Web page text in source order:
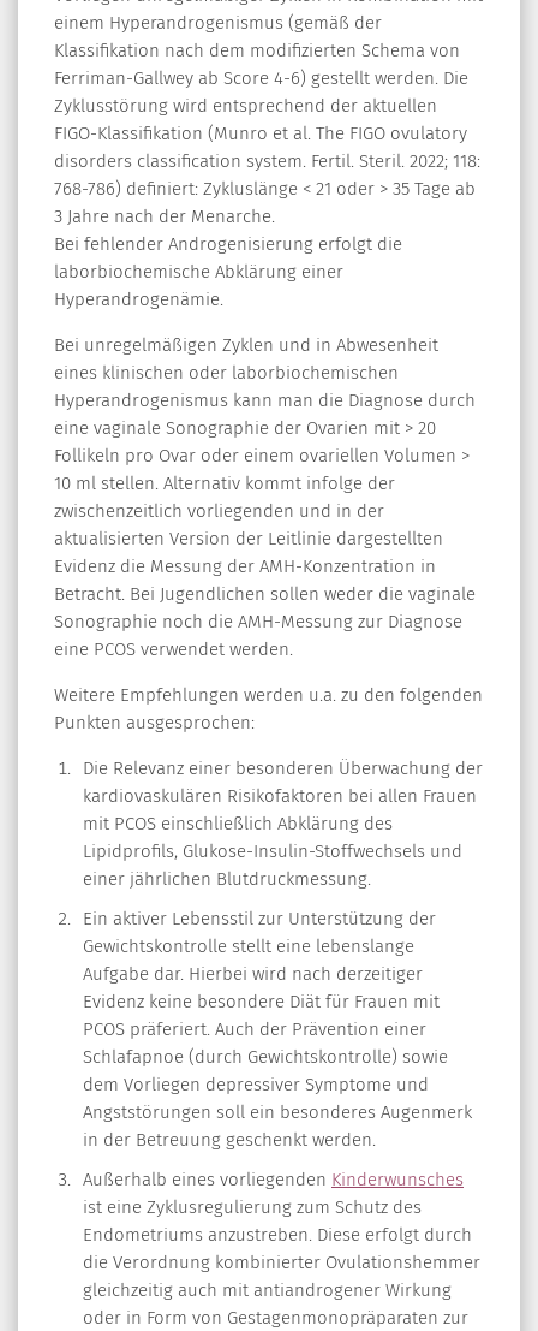
einem Hyperandrogenismus (gemäß der
Klassifikation nach dem modifizierten Schema von
Ferriman-Gallwey ab Score 4-6) gestellt werden. Die
Zyklusstörung wird entsprechend der aktuellen
FIGO-Klassifikation (Munro et al. The FIGO ovulatory
disorders classification system. Fertil. Steril. 2022; 118:
768-786) definiert: Zykluslänge < 21 oder > 35 Tage ab
3 Jahre nach der Menarche.
Bei fehlender Androgenisierung erfolgt die
laborbiochemische Abklärung einer
Hyperandrogenämie.
Bei unregelmäßigen Zyklen und in Abwesenheit
eines klinischen oder laborbiochemischen
Hyperandrogenismus kann man die Diagnose durch
eine vaginale Sonographie der Ovarien mit > 20
Follikeln pro Ovar oder einem ovariellen Volumen >
10 ml stellen. Alternativ kommt infolge der
zwischenzeitlich vorliegenden und in der
aktualisierten Version der Leitlinie dargestellten
Evidenz die Messung der AMH-Konzentration in
Betracht. Bei Jugendlichen sollen weder die vaginale
Sonographie noch die AMH-Messung zur Diagnose
eine PCOS verwendet werden.
Weitere Empfehlungen werden u.a. zu den folgenden
Punkten ausgesprochen:
Die Relevanz einer besonderen Überwachung der
kardiovaskulären Risikofaktoren bei allen Frauen
mit PCOS einschließlich Abklärung des
Lipidprofils, Glukose-Insulin-Stoffwechsels und
einer jährlichen Blutdruckmessung.
Ein aktiver Lebensstil zur Unterstützung der
Gewichtskontrolle stellt eine lebenslange
Aufgabe dar. Hierbei wird nach derzeitiger
Evidenz keine besondere Diät für Frauen mit
PCOS präferiert. Auch der Prävention einer
Schlafapnoe (durch Gewichtskontrolle) sowie
dem Vorliegen depressiver Symptome und
Angststörungen soll ein besonderes Augenmerk
in der Betreuung geschenkt werden.
Außerhalb eines vorliegenden Kinderwunsches
ist eine Zyklusregulierung zum Schutz des
Endometriums anzustreben. Diese erfolgt durch
die Verordnung kombinierter Ovulationshemmer
gleichzeitig auch mit antiandrogener Wirkung
oder in Form von Gestagenmonopräparaten zur